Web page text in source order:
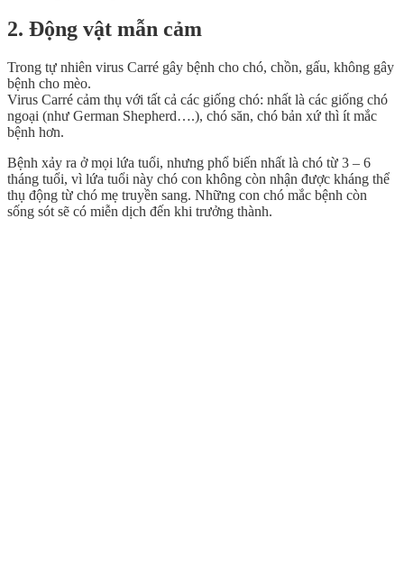
2. Động vật mẫn cảm
Trong tự nhiên virus Carré gây bệnh cho chó, chồn, gấu, không gây
bệnh cho mèo.
Virus Carré cảm thụ với tất cả các giống chó: nhất là các giống chó
ngoại (như German Shepherd….), chó săn, chó bản xứ thì ít mắc
bệnh hơn.
Bệnh xảy ra ở mọi lứa tuổi, nhưng phổ biến nhất là chó từ 3 – 6
tháng tuổi, vì lứa tuổi này chó con không còn nhận được kháng thể
thụ động từ chó mẹ truyền sang. Những con chó mắc bệnh còn
sống sót sẽ có miễn dịch đến khi trưởng thành.